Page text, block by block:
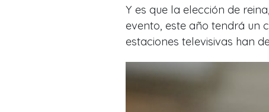
Y es que la elección de
evento, este año tendrá un
estaciones televisivas han